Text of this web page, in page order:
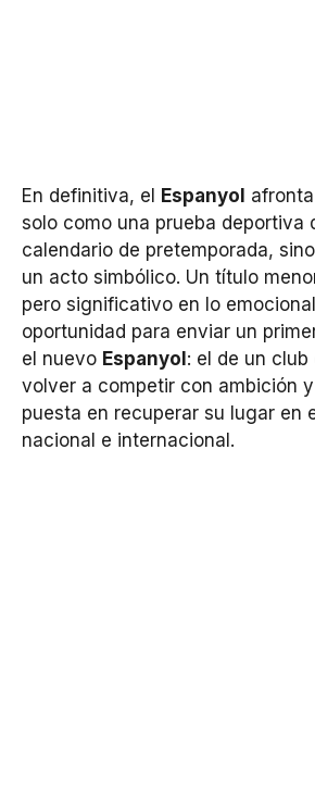
En definitiva, el Espanyol
solo como una prueba deportiva
calendario de pretemporada,
un acto simbólico. Un título
pero significativo en lo
oportunidad para enviar un
el nuevo Espanyol : el de un club
volver a competir con ambición
puesta en recuperar su lugar en
nacional e internacional.